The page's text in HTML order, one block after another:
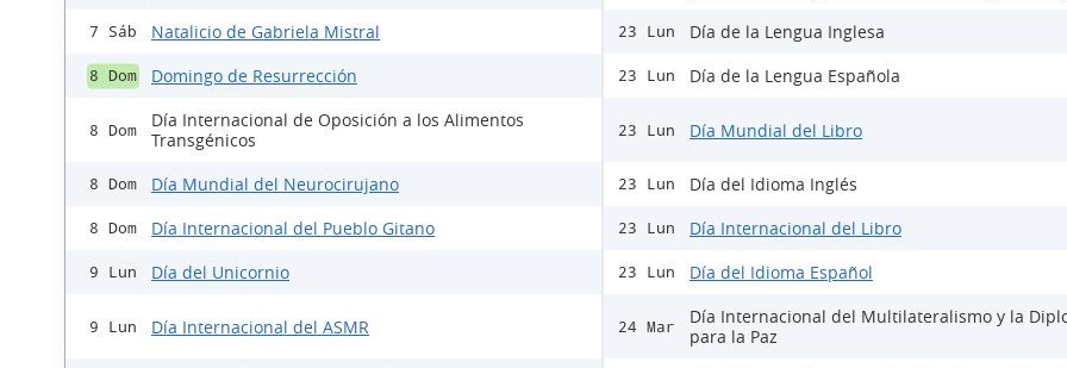
7 Sáb Natalicio de Gabriela Mistral
8 Dom Domingo de Resurrección
8 Dom
Día Internacional de Oposición a los Alimentos
Transgénicos
8 Dom Día Mundial del Neurocirujano
8 Dom Día Internacional del Pueblo Gitano
9 Lun Día del Unicornio
9 Lun Día Internacional del ASMR
23 Lun Día de la Lengua Inglesa
23 Lun Día de la Lengua Española
23 Lun Día Mundial del Libro
23 Lun Día del Idioma Inglés
23 Lun Día Internacional del Libro
23 Lun Día del Idioma Español
24 Mar
Día Internacional del Multilateralismo y la
para la Paz